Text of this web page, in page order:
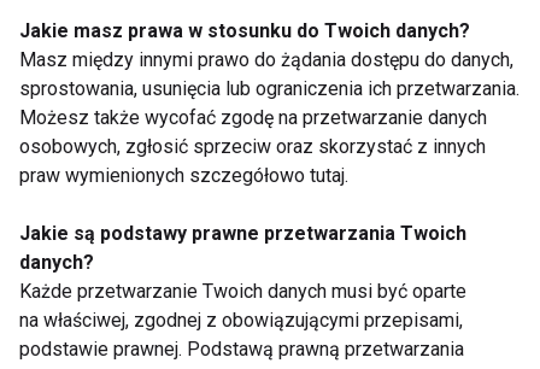
Tenis, badminton i
ping-pong ćwiczą nie
się wtedy w mózgu?
Aktywna regeneracja
– 7 sposobów na
formy
Jakie masz prawa w stosunku do Twoich danych?
Masz między innymi prawo do żądania dostępu do danych,
sprostowania, usunięcia lub ograniczenia ich przetwarzania.
Możesz także wycofać zgodę na przetwarzanie danych
osobowych, zgłosić sprzeciw oraz skorzystać z innych
praw wymienionych szczegółowo tutaj.
Jakie są podstawy prawne przetwarzania Twoich
danych?
Każde przetwarzanie Twoich danych musi być oparte
na właściwej, zgodnej z obowiązującymi przepisami,
podstawie prawnej. Podstawą prawną przetwarzania